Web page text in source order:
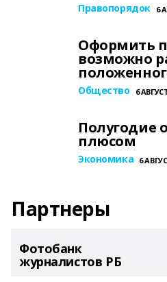
Правопорядок 6
Оформить
возможно
Общество 6
Полугодие
плюсом
Экономика 6
Партнеры
Фотобанк
журналистов РБ